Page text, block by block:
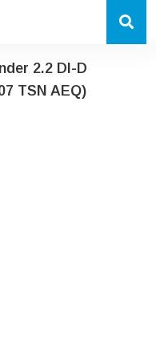
2.2 DI-D
TSN AEQ)